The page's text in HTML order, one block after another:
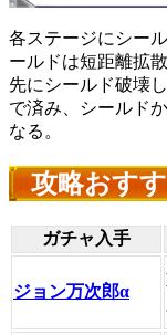
各ステージにシー
ールドは短距離拡
先にシールド破壊
で済み、シールド
なる。
攻略おす
ガチャ入手
ジョン万次郎α